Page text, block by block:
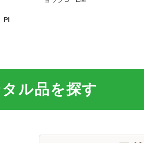
PI
ル品を探す